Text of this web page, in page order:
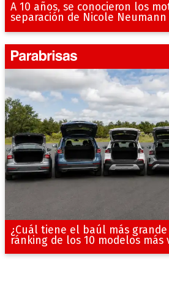
A 10 años, se conocieron los
separación de Nicole Neumann
¿Cuál tiene el baúl más
ránking de los 10 modelos más